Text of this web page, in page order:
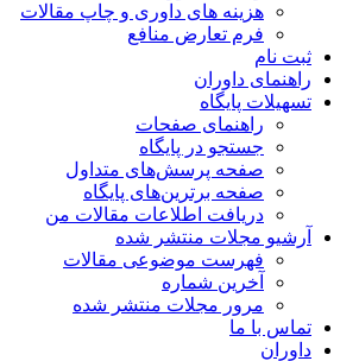
هزینه های داوری و چاپ مقالات
فرم تعارض منافع
ثبت نام
راهنمای داوران
تسهیلات پایگاه
راهنمای صفحات
جستجو در پایگاه
صفحه پرسش‌های متداول
صفحه برترین‌های پایگاه
دریافت اطلاعات مقالات من
آرشیو مجلات منتشر شده
فهرست موضوعی مقالات
آخرین شماره
مرور مجلات منتشر شده
تماس با ما
داوران